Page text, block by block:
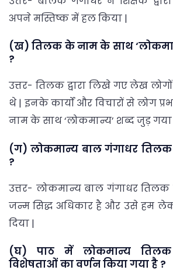
अपने मस्तिष्क में हल किया |
(ख) तिलक के नाम के साथ
?
उत्तर- तिलक द्वारा लिखे गए लेख
थे | इनके कार्यों और विचारों से लोग
नाम के साथ ‘लोकमान्य’ शब्द जुड़ गया
(ग) लोकमान्य बाल गंगाधर तिलक
?
उत्तर- लोकमान्य बाल गंगाधर तिलक
जन्म सिद्ध अधिकार है और उसे हम
दिया |
(घ) पाठ में लोकमान्य
विशेषताओं का वर्णन किया गया है ?